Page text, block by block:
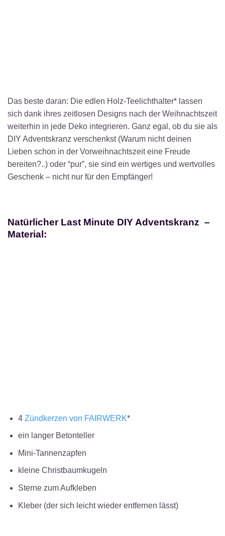
Das beste daran: Die edlen Holz-Teelichthalter* lassen
sich dank ihres zeitlosen Designs nach der Weihnachtszeit
weiterhin in jede Deko integrieren. Ganz egal, ob du sie als
DIY Adventskranz verschenkst (Warum nicht deinen
Lieben schon in der Vorweihnachtszeit eine Freude
bereiten?..) oder “pur”, sie sind ein wertiges und wertvolles
Geschenk – nicht nur für den Empfänger!
Natürlicher Last Minute DIY Adventskranz –
Material:
4 Zündkerzen von FAIRWERK*
ein langer Betonteller
Mini-Tannenzapfen
kleine Christbaumkugeln
Sterne zum Aufkleben
Kleber (der sich leicht wieder entfernen lässt)